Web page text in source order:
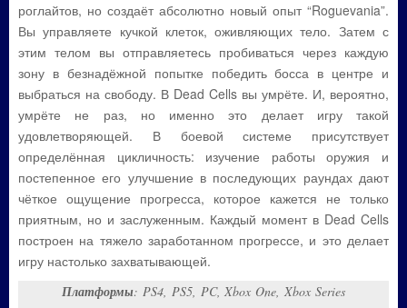
роглайтов, но создаёт абсолютно новый опыт “Roguevania”.
Вы управляете кучкой клеток, оживляющих тело. Затем с
этим телом вы отправляетесь пробиваться через каждую
зону в безнадёжной попытке победить босса в центре и
выбраться на свободу. В Dead Cells вы умрёте. И, вероятно,
умрёте не раз, но именно это делает игру такой
удовлетворяющей. В боевой системе присутствует
определённая цикличность: изучение работы оружия и
постепенное его улучшение в последующих раундах дают
чёткое ощущение прогресса, которое кажется не только
приятным, но и заслуженным. Каждый момент в Dead Cells
построен на тяжело заработанном прогрессе, и это делает
игру настолько захватывающей.
Платформы: PS4, PS5, PC, Xbox One, Xbox Series